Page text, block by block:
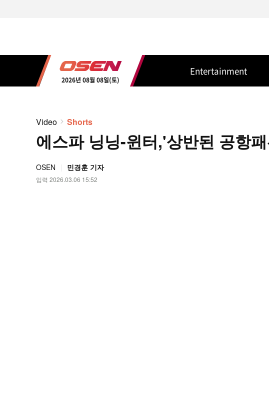
2026년 08월 08일(토)
Entertainment
Video Shorts
에스파 닝닝-윈터,'상반된 공항
OSEN 민경훈 기자
입력 2026.03.06 15:52